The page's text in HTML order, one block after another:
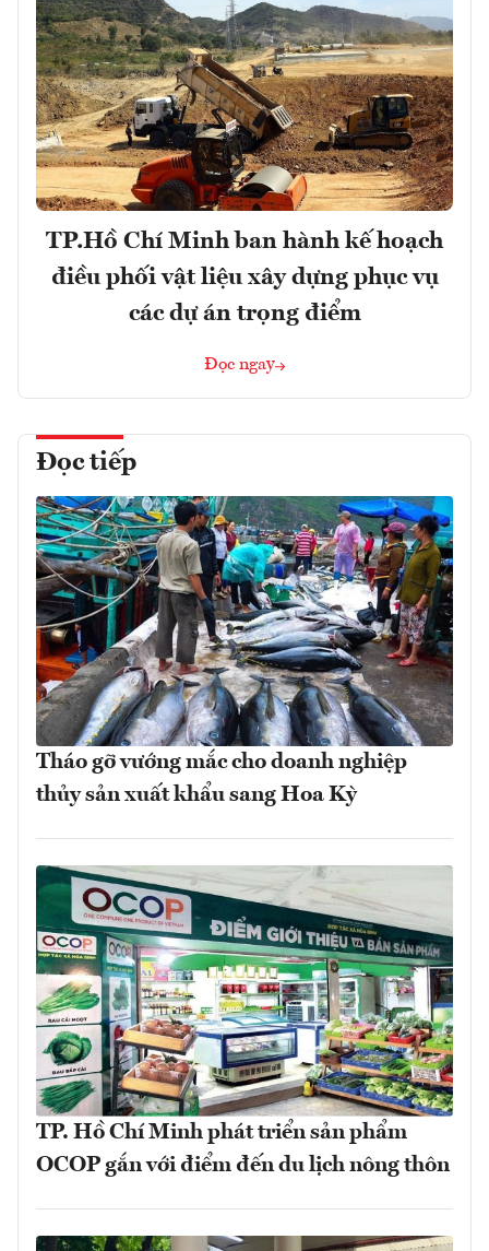
TP.Hồ Chí Minh ban hành kế hoạch
điều phối vật liệu xây dựng phục vụ
các dự án trọng điểm
Đọc ngay
Đọc tiếp
Tháo gỡ vướng mắc cho doanh nghiệp
thủy sản xuất khẩu sang Hoa Kỳ
TP. Hồ Chí Minh phát triển sản phẩm
OCOP gắn với điểm đến du lịch nông thôn